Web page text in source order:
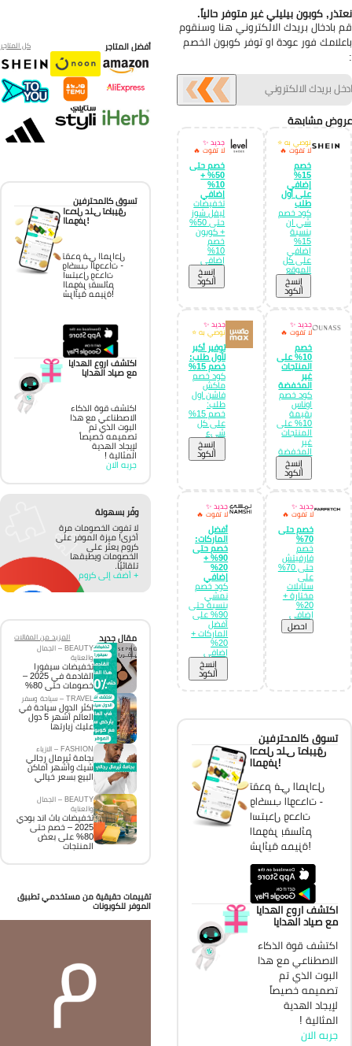
كوبون بيليلي غير متوفر حالياً.
بادخال بريدك الالكتروني هنا وسنقوم
فور عودة او توفر كوبون الخصم
مشابهة
نوصي به ⭐
لا تفوت 🔥
خصم
15%
إضافي
على أول
طلب
كود خصم
شي ان
بنسبة
15%
إضافي
على كل
الموقع
إِنسخ
الكود
جديد ✨
لا تفوت 🔥
خصم حتى
50% +
10%
إضافي
تخفيضات
ليفل شوز
حتى 50%
+ كوبون
خصم
10%
إضافي
إِنسخ
الكود
جديد ✨
لا تفوت 🔥
خصم
10% على
المنتجات
غير
المخفضة
كود خصم
اوناس
بقيمة
10% على
المنتجات
غير
المخفضة
إِنسخ
الكود
جديد ✨
نوصي به ⭐
توفير أكبر
لأول طلب:
خصم 15%
كود خصم
ماكش
فاشن اول
طلب:
خصم 15%
على كل
شيء
إِنسخ
الكود
جديد ✨
لا تفوت 🔥
خصم حتى
70%
خصم
فارفيتش
حتى 70%
على
ستايلات
مختارة +
20%
إضافي
احصل
جديد ✨
لا تفوت 🔥
أفضل
الماركات:
خصم حتى
90% +
20%
إضافي
كود خصم
نمشي
بنسبة حتى
90% على
أفضل
الماركات +
20%
إضافي
إِنسخ
الكود
تسوق كالمحترفين
احصل على تطبيق
الموفر!
تقدم في المراحل
واكسب الوحدات -
استبدل وحدات
الموفر بقسائم
شرائية مميزة!
اكتشف اروع الهدايا
مع صياد الهدايا
اكتشف قوة الذكاء
الاصطناعي مع هذا
البوت الذي تم
تصميمه خصيصاً
لإيجاد الهدية
المثالية !
جربه الان
أفضل المتاجر كل المتاجر
تسوق كالمحترفين
احصل على تطبيق
الموفر!
تقدم في المراحل
واكسب الوحدات -
استبدل وحدات
الموفر بقسائم
شرائية مميزة!
اكتشف اروع الهدايا
مع صياد الهدايا
اكتشف قوة الذكاء
الاصطناعي مع هذا
البوت الذي تم
تصميمه خصيصاً
لإيجاد الهدية
المثالية !
جربه الان
وفّر بسهولة
لا تفوت الخصومات مرة
أخرى! ميزة الموفر على
كروم يعثر على
الخصومات ويطبقها
تلقائيًا.
+ أضف إلى كروم
مقال جديد
المزيد من المقالات
BEAUTY – الجمال
والعناية
تخفيضات سيفورا
القادمة في 2025 –
خصومات حتى 80%
TRAVEL – سياحة وسفر
اكثر الدول سياحة في
العالم أشهر 5 دول
عليك زيارتها
FASHION – الازياء
بجامة ثيرمال رجالي
شيك وأشهر أماكن
البيع بسعر خيالي
BEAUTY – الجمال
والعناية
تخفيضات باث اند بودي
2025 – خصم حتى
80% على بعض
المنتجات
تقييمات حقيقية من مستخدمي تطبيق
الموفر للكوبونات